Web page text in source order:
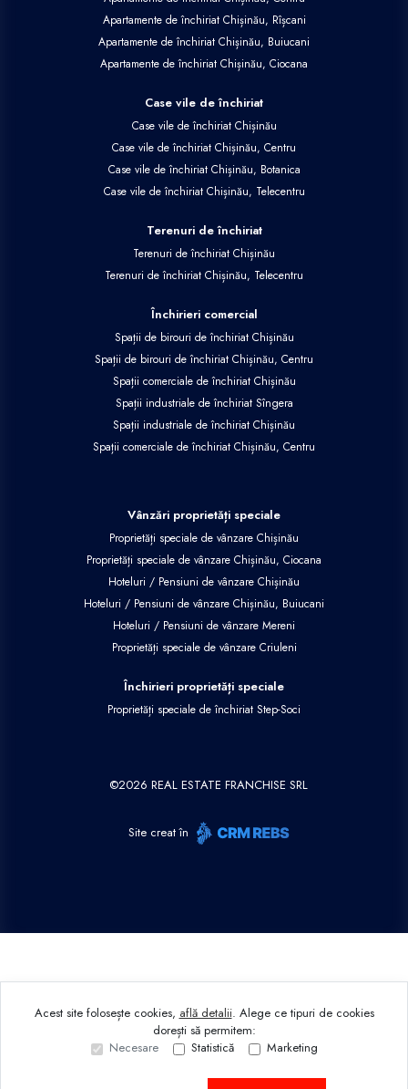
Apartamente de închiriat Chișinău, Rîșcani
Apartamente de închiriat Chișinău, Buiucani
Apartamente de închiriat Chișinău, Ciocana
Case vile de închiriat
Case vile de închiriat Chișinău
Case vile de închiriat Chișinău, Centru
Case vile de închiriat Chișinău, Botanica
Case vile de închiriat Chișinău, Telecentru
Terenuri de închiriat
Terenuri de închiriat Chișinău
Terenuri de închiriat Chișinău, Telecentru
Închirieri comercial
Spații de birouri de închiriat Chișinău
Spații de birouri de închiriat Chișinău, Centru
Spații comerciale de închiriat Chișinău
Spații industriale de închiriat Sîngera
Spații industriale de închiriat Chișinău
Spații comerciale de închiriat Chișinău, Centru
Vânzări proprietăți speciale
Proprietăți speciale de vânzare Chișinău
Proprietăți speciale de vânzare Chișinău, Ciocana
Hoteluri / Pensiuni de vânzare Chișinău
Hoteluri / Pensiuni de vânzare Chișinău, Buiucani
Hoteluri / Pensiuni de vânzare Mereni
Proprietăți speciale de vânzare Criuleni
Închirieri proprietăți speciale
Proprietăți speciale de închiriat Step-Soci
©2026 REAL ESTATE FRANCHISE SRL
Site creat în
Acest site folosește cookies, află detalii. Alege ce tipuri de cookies
dorești să permitem:
Necesare
Statistică Marketing